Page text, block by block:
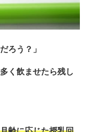
ろう？」
く飲ませたら残し